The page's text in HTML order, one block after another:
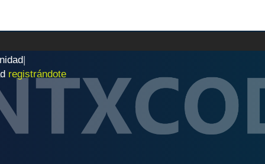
nidad|
registrándote